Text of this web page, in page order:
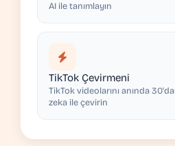
AI ile tanımlayın
TikTok Çevirmeni
TikTok videolarını anında
zeka ile çevirin